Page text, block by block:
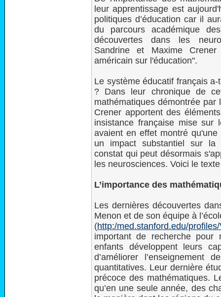
leur apprentissage est
politiques d’éducation car il
du parcours académique
découvertes dans les
Sandrine et Maxime
américain sur l'éducation".
Le système éducatif français
? Dans leur chronique de
mathématiques démontrée
Crener apportent des
insistance française mise sur
avaient en effet montré
un impact substantiel sur la
constat qui peut désormais
les neurosciences. Voici le
L’importance des
Les dernières découvertes
Menon et de son équipe à
(http:/med.stanford.edu/
important de recherche pour
enfants développent leurs
d’améliorer l’enseignement
quantitatives. Leur dernière
précoce des mathématiques.
qu’en une seule année, des